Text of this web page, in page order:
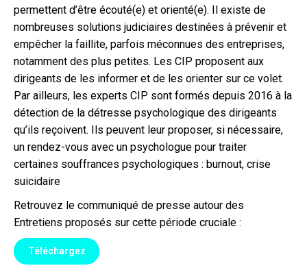
permettent d’être écouté(e) et orienté(e). Il existe de
nombreuses solutions judiciaires destinées à prévenir et
empêcher la faillite, parfois méconnues des entreprises,
notamment des plus petites. Les CIP proposent aux
dirigeants de les informer et de les orienter sur ce volet.
Par ailleurs, les experts CIP sont formés depuis 2016 à la
détection de la détresse psychologique des dirigeants
qu’ils reçoivent. Ils peuvent leur proposer, si nécessaire,
un rendez-vous avec un psychologue pour traiter
certaines souffrances psychologiques : burnout, crise
suicidaire
Retrouvez le communiqué de presse autour des
Entretiens proposés sur cette période cruciale :
Téléchargez